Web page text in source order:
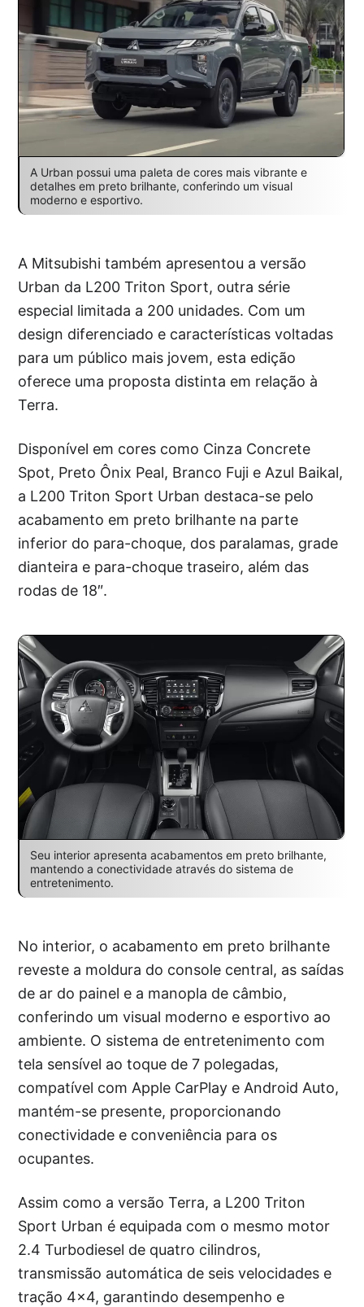
A Urban possui uma paleta de cores mais vibrante e
detalhes em preto brilhante, conferindo um visual
moderno e esportivo.
A Mitsubishi também apresentou a versão
Urban da L200 Triton Sport, outra série
especial limitada a 200 unidades. Com um
design diferenciado e características voltadas
para um público mais jovem, esta edição
oferece uma proposta distinta em relação à
Terra.
Disponível em cores como Cinza Concrete
Spot, Preto Ônix Peal, Branco Fuji e Azul Baikal,
a L200 Triton Sport Urban destaca-se pelo
acabamento em preto brilhante na parte
inferior do para-choque, dos paralamas, grade
dianteira e para-choque traseiro, além das
rodas de 18″.
Seu interior apresenta acabamentos em preto brilhante,
mantendo a conectividade através do sistema de
entretenimento.
No interior, o acabamento em preto brilhante
reveste a moldura do console central, as saídas
de ar do painel e a manopla de câmbio,
conferindo um visual moderno e esportivo ao
ambiente. O sistema de entretenimento com
tela sensível ao toque de 7 polegadas,
compatível com Apple CarPlay e Android Auto,
mantém-se presente, proporcionando
conectividade e conveniência para os
ocupantes.
Assim como a versão Terra, a L200 Triton
Sport Urban é equipada com o mesmo motor
2.4 Turbodiesel de quatro cilindros,
transmissão automática de seis velocidades e
tração 4×4, garantindo desempenho e